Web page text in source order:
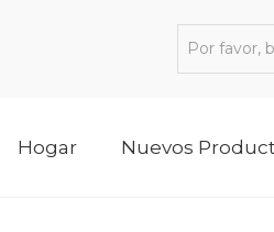
Hogar Nuevos